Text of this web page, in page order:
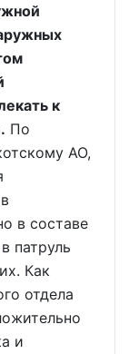
к
По
АО,
в составе
патруль
Как
отдела
и